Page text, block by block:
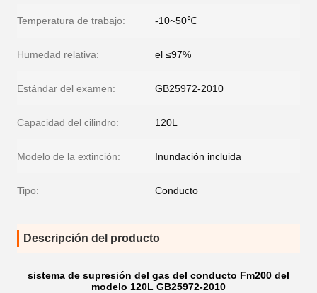
Temperatura de trabajo: -10~50℃
Humedad relativa: el ≤97%
Estándar del examen: GB25972-2010
Capacidad del cilindro: 120L
Modelo de la extinción: Inundación incluida
Tipo: Conducto
Descripción del producto
sistema de supresión del gas del conducto Fm200 del
modelo 120L GB25972-2010